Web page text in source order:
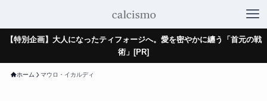
【特別企画】大人になったティフォージへ。愛を密やかに纏う「首元の戦
術」[PR]
ホーム マウロ・イカルディ